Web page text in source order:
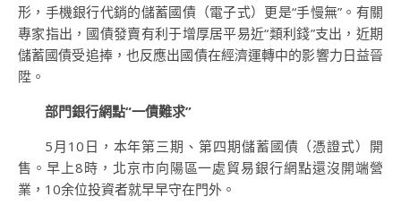
形，手機銀行代銷的儲蓄國債（電子式）更是“手慢無”。有關
專家指出，國債發賣有利于增厚居平易近“類利錢”支出，近期
儲蓄國債受追捧，也反應出國債在經濟運轉中的影響力日益晉
陞。
部門銀行網點“一債難求”
5月10日，本年第三期、第四期儲蓄國債（憑證式）開
售。早上8時，北京市向陽區一處貿易銀行網點還沒開端營
業，10余位投資者就早早守在門外。